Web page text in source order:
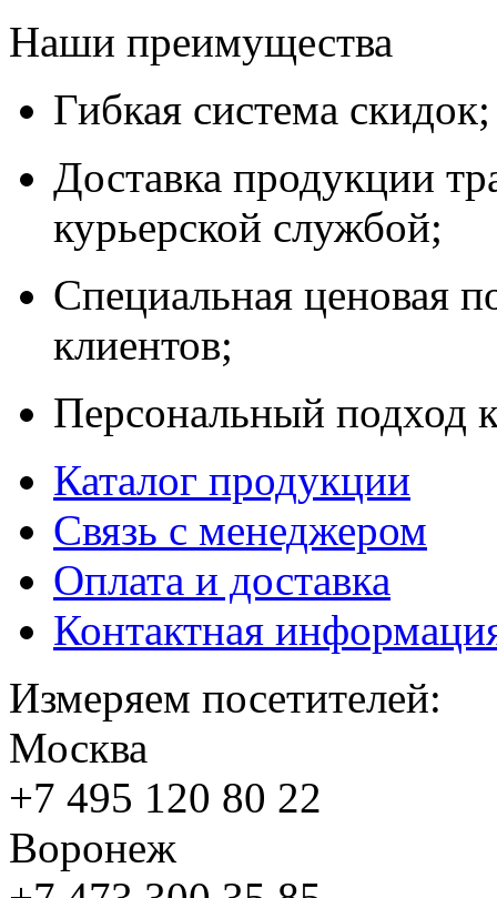
Наши преимущества
Гибкая система скидок;
Доставка продукции
курьерской службой;
Специальная ценовая
клиентов;
Персональный подход
Каталог продукции
Связь с менеджером
Оплата и доставка
Контактная
Измеряем посетителей:
Москва
+7 495 120 80 22
Воронеж